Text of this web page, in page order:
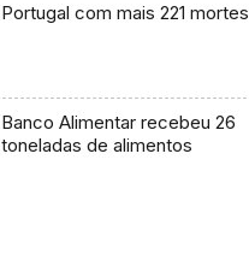
Portugal com mais 221 mortes
Banco Alimentar recebeu 26
toneladas de alimentos